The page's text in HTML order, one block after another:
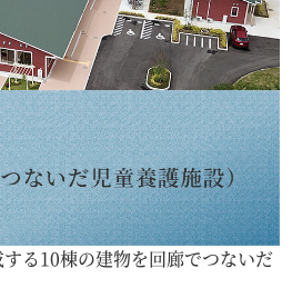
る10棟の建物を回廊でつないだ